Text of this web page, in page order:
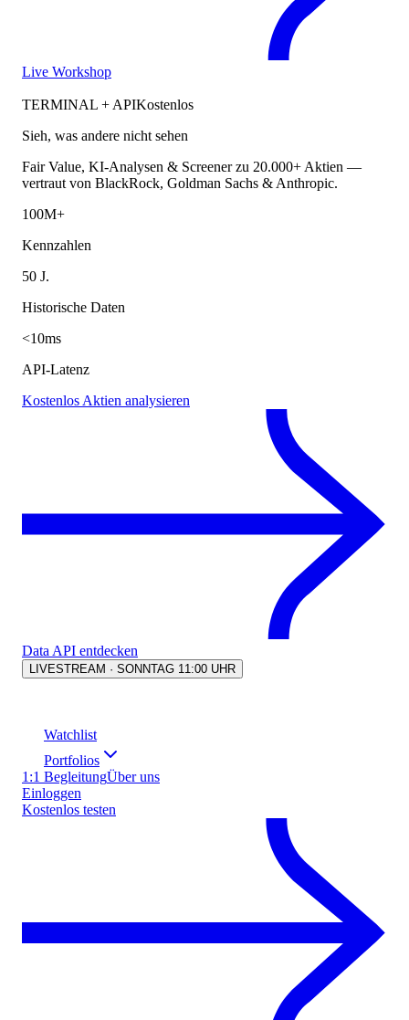
Live Workshop
TERMINAL + APIKostenlos
Sieh, was andere nicht sehen
Fair Value, KI-Analysen & Screener zu 20.000+ Aktien —
vertraut von BlackRock, Goldman Sachs & Anthropic.
100M+
Kennzahlen
50 J.
Historische Daten
<10ms
API-Latenz
Kostenlos Aktien analysieren
Data API entdecken
LIVESTREAM · SONNTAG 11:00 UHR
Watchlist
Portfolios
1:1 BegleitungÜber uns
Einloggen
Kostenlos testen